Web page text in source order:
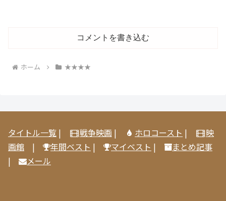
コメントを書き込む
ホーム ★★★★
タイトル一覧 | 戦争映画 | ホロコースト |
映
画館 | 年間ベスト | マイベスト |
まとめ記事
|
メール